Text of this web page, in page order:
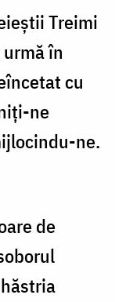
Treimi
în
cu
ne
ne.
de